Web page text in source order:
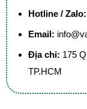
Hotline / Zalo:
Email:
Địa chỉ: 175
TP.HCM